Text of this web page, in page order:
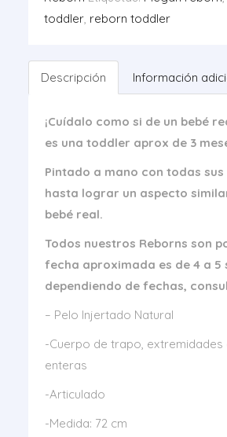
toddler, reborn toddler
Descripción Información
¡Cuídalo como si de un bebé
es una toddler aprox de 3
Pintado a mano con todas sus
hasta lograr un aspecto
bebé real.
Todos nuestros Reborns son
fecha aproximada es de 4 a 5
dependiendo de fechas,
– Pelo Injertado Natural
-Cuerpo de trapo, extremidades
enteras
-Articulado
-Medida: 72 cm